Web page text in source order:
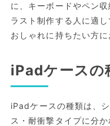
に、キーボードやペン
ラスト制作する人に適
おしゃれに持ちたい方に
iPadケースの
iPadケースの種類は、
ス・耐衝撃タイプに分